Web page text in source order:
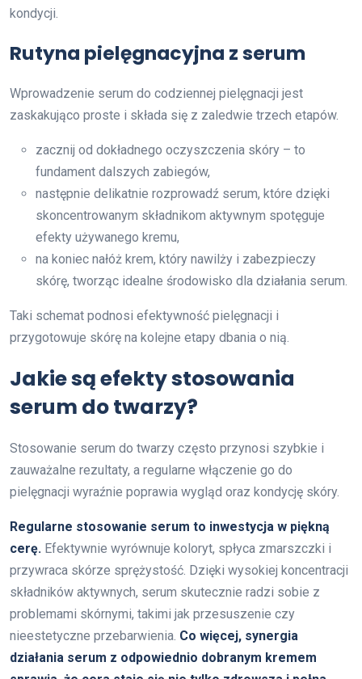
kondycji.
Rutyna pielęgnacyjna z serum
Wprowadzenie serum do codziennej pielęgnacji jest
zaskakująco proste i składa się z zaledwie trzech etapów.
zacznij od dokładnego oczyszczenia skóry – to
fundament dalszych zabiegów,
następnie delikatnie rozprowadź serum, które dzięki
skoncentrowanym składnikom aktywnym spotęguje
efekty używanego kremu,
na koniec nałóż krem, który nawilży i zabezpieczy
skórę, tworząc idealne środowisko dla działania serum.
Taki schemat podnosi efektywność pielęgnacji i
przygotowuje skórę na kolejne etapy dbania o nią.
Jakie są efekty stosowania
serum do twarzy?
Stosowanie serum do twarzy często przynosi szybkie i
zauważalne rezultaty, a regularne włączenie go do
pielęgnacji wyraźnie poprawia wygląd oraz kondycję skóry.
Regularne stosowanie serum to inwestycja w piękną
cerę. Efektywnie wyrównuje koloryt, spłyca zmarszczki i
przywraca skórze sprężystość. Dzięki wysokiej koncentracji
składników aktywnych, serum skutecznie radzi sobie z
problemami skórnymi, takimi jak przesuszenie czy
nieestetyczne przebarwienia. Co więcej, synergia
działania serum z odpowiednio dobranym kremem